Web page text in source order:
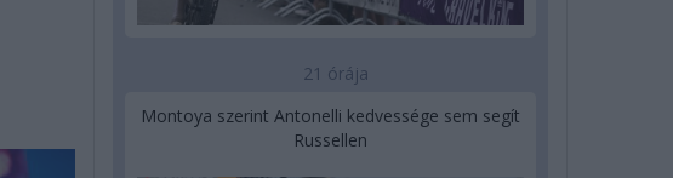
21 órája
Montoya szerint Antonelli kedvessége sem segít
Russellen